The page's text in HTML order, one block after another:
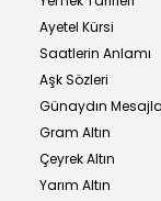
Ayetel Kürsi
Saatlerin Anlamı
Aşk Sözleri
Günaydın
Gram Altın
Çeyrek Altın
Yarım Altın